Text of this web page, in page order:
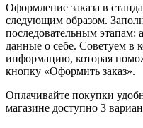
Оформление заказа в
следующим образом.
последовательным этапам:
данные о себе. Советуем в
информацию, которая
кнопку «Оформить заказ».
Оплачивайте покупки
магазине доступно 3